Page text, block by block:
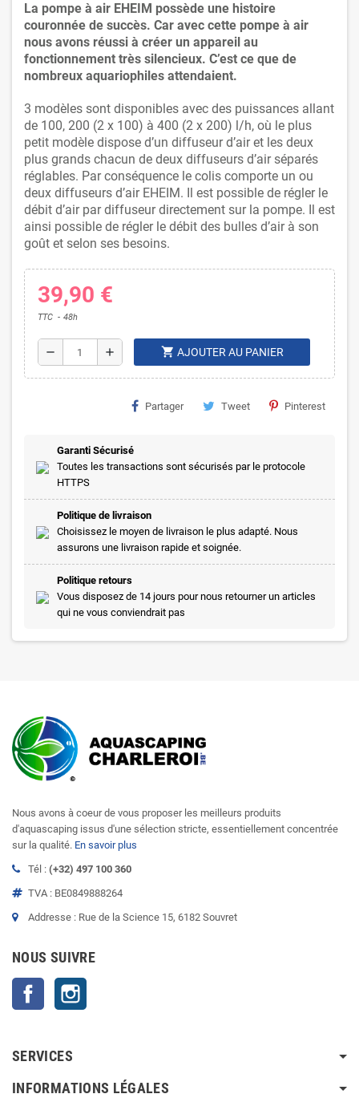
La pompe à air EHEIM possède une histoire
couronnée de succès. Car avec cette pompe à air
nous avons réussi à créer un appareil au
fonctionnement très silencieux. C’est ce que de
nombreux aquariophiles attendaient.
3 modèles sont disponibles avec des puissances allant
de 100, 200 (2 x 100) à 400 (2 x 200) l/h, où le plus
petit modèle dispose d’un diffuseur d’air et les deux
plus grands chacun de deux diffuseurs d’air séparés
réglables. Par conséquence le colis comporte un ou
deux diffuseurs d’air EHEIM. Il est possible de régler le
débit d’air par diffuseur directement sur la pompe. Il est
ainsi possible de régler le débit des bulles d’air à son
goût et selon ses besoins.
39,90 €
TTC 48h
remove add shopping_cart AJOUTER AU PANIER
Partager Tweet Pinterest
Garanti Sécurisé
Toutes les transactions sont sécurisés par le protocole
HTTPS
Politique de livraison
Choisissez le moyen de livraison le plus adapté. Nous
assurons une livraison rapide et soignée.
Politique retours
Vous disposez de 14 jours pour nous retourner un articles
qui ne vous conviendrait pas
Nous avons à coeur de vous proposer les meilleurs produits
d'aquascaping issus d'une sélection stricte, essentiellement concentrée
sur la qualité. En savoir plus
Tél : (+32) 497 100 360
TVA : BE0849888264
Addresse : Rue de la Science 15, 6182 Souvret
NOUS SUIVRE
Facebook
SERVICES
INFORMATIONS LÉGALES